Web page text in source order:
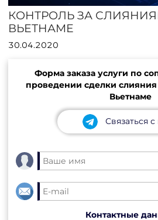
КОНТРОЛЬ ЗА
ВЬЕТНАМЕ
30.04.2020
Форма заказа услуги по
проведении сделки
Вьетнаме
Связаться
Контактные